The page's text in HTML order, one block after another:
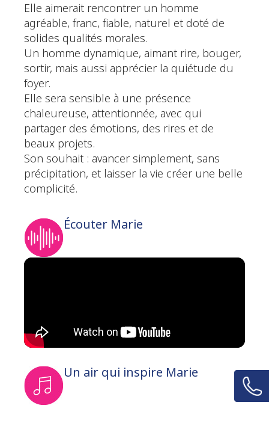
Elle aimerait rencontrer un homme
agréable, franc, fiable, naturel et doté de
solides qualités morales.
Un homme dynamique, aimant rire, bouger,
sortir, mais aussi apprécier la quiétude du
foyer.
Elle sera sensible à une présence
chaleureuse, attentionnée, avec qui
partager des émotions, des rires et de
beaux projets.
Son souhait : avancer simplement, sans
précipitation, et laisser la vie créer une belle
complicité.
Écouter Marie
Un air qui inspire Marie